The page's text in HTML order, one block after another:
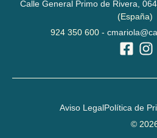
Calle General Primo de Rivera,
(España)
924 350 600 -
©
Aviso LegalPolítica de